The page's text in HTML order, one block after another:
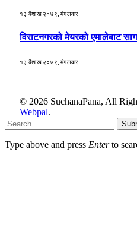
१३ बैशाख २०७९, मंगलवार
विराटनगरको मेयरको एमालेबाट
१३ बैशाख २०७९, मंगलवार
© 2026 SuchanaPana, All
Webpal.
Type above and press Enterto